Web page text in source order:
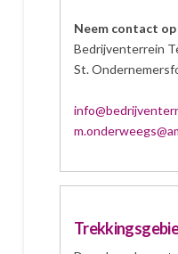
Neem contact
Bedrijventerrein
St.